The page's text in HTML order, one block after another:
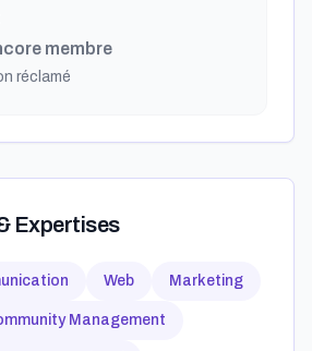
membre
réclamé
Expertises
Web Marketing
Management